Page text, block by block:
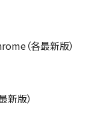
（各最新版）
新版）